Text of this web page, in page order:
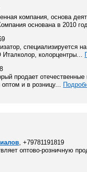
компания, основа
основана в 2010
специализируется
колорцентры...
продает
и в розницу...
, +79781191819
оптово-розничную